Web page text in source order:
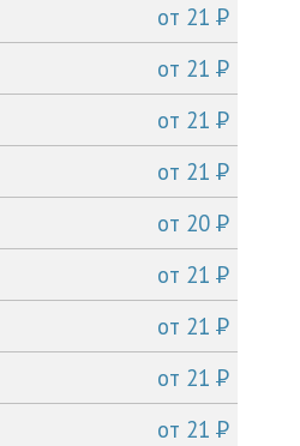
от 21P
от 21P
от 21P
от 21P
от 20P
от 21P
от 21P
от 21P
от 21P